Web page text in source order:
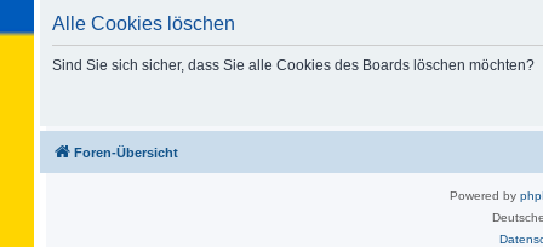
Alle Cookies löschen
Sind Sie sich sicher, dass Sie alle Cookies des Boards löschen möchten?
Foren-Übersicht
Powered by